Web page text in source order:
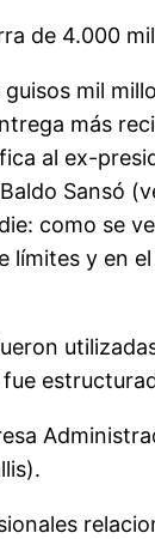
de 4.000
mil
más
al ex-
Sansó
como se
límites y en